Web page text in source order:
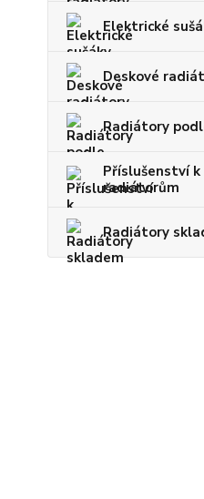
Elektrické
Deskové
Radiátory
Příslušenství k
radiátorům
Radiátory